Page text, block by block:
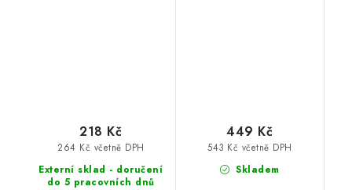
Externí sklad - doručení
do 5 pracovních dnů
264 Kč včetně DPH
218 Kč
Skladem
543 Kč včetně DPH
449 Kč